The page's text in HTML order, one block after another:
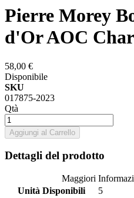
Pierre Morey
d'Or AOC
58,00 €
Disponibile
SKU
017875-2023
Qtà
Aggiungi al Carrello
Dettagli del prodotto
Maggiori
Unità Disponibili
5